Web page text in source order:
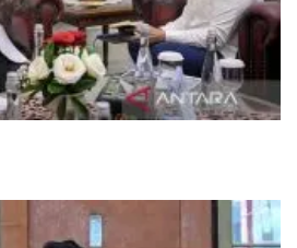
Idul Fitri ke Wapres